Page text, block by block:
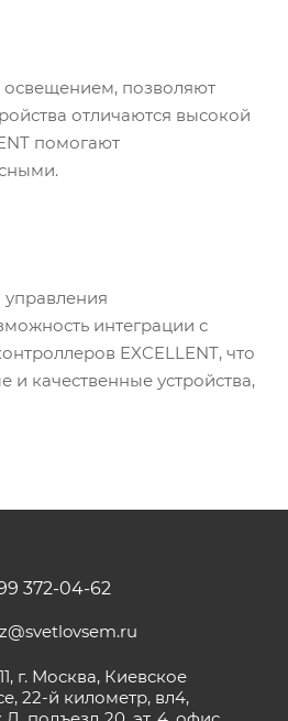
освещением, позволяют
отличаются высокой
помогают
управления
интеграции с
EXCELLENT, что
качественные устройства,
372-04-62
г. Москва, Киевское
22-й километр, вл4,